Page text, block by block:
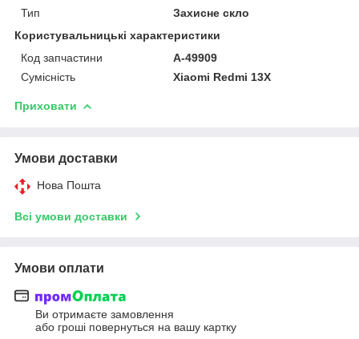
Тип
Захисне скло
Користувальницькі характеристики
Код запчастини
A-49909
Сумісність
Xiaomi Redmi 13X
Приховати
Умови доставки
Нова Пошта
Всі умови доставки
Умови оплати
Ви отримаєте замовлення
або гроші повернуться на вашу картку